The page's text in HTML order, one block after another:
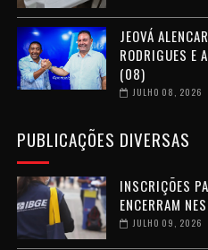
JEOVÁ
RODRIGUES E
(08)
JULHO 08, 2026
PUBLICAÇÕES DIVERSAS
INSCRIÇÕES
ENCERRAM
JULHO 09, 2026